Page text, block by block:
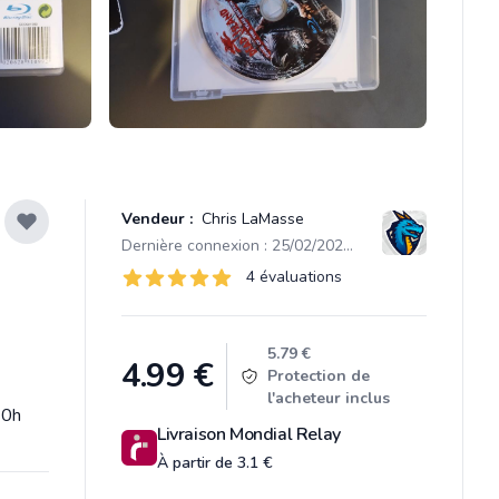
Vendeur : Chris LaMasse
Dernière connexion : 25/02/2024 20:26
Évaluations
4 sur 5 étoiles 4 évaluations
Product information
4.99 €
5.79 €
Protection de
l'acheteur inclus
Livraison Mondial Relay
À partir de 3.1 €